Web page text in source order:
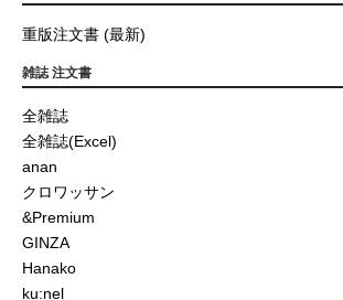
重版注文書 (最新)
雑誌 注文書
全雑誌
全雑誌(Excel)
anan
クロワッサン
&Premium
GINZA
Hanako
ku:nel